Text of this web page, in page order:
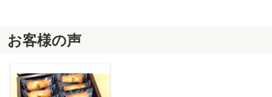
お客様の声